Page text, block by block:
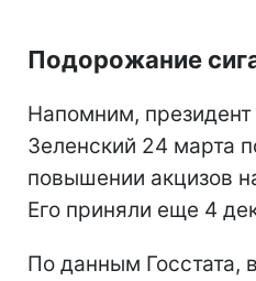
Подорожание
Напомним,
Зеленский 24 марта
повышении акцизов
Его приняли еще 4
По данным Госстата,